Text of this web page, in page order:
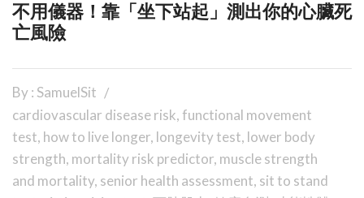
不用儀器！靠「坐下站起」測出你的心臟死
亡風險
By : SamuelSit
cardiovascular disease risk,functional movement
test, how to live longer, longevity test, lower body
strength, mortality risk predictor, muscle strength
and mortality, senior health assessment, sit to stand